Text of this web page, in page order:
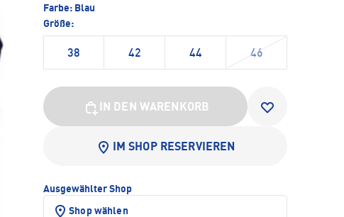
Farbe: Blau
Größe:
38 42 44 46
IN DEN WARENKORB
IM SHOP RESERVIEREN
Ausgewählter Shop
Shop wählen